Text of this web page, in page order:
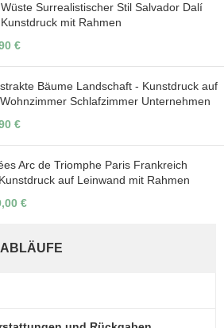
Surrealistischer Stil Salvador Dalí
mit Rahmen
€
Bäume Landschaft - Kunstdruck auf
Schlafzimmer Unternehmen
€
Arc de Triomphe Paris Frankreich
auf Leinwand mit Rahmen
€